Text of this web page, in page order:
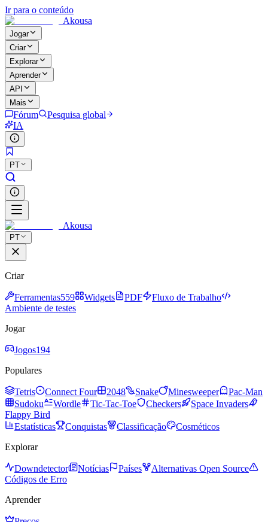
Ir para o conteúdo
Akousa
Jogar
Criar
Explorar
Aprender
API
Mais
Fórum
Pesquisa global
IA
PT
Akousa
PT
Criar
Ferramentas559 Widgets PDF
Fluxo de Trabalho
Ambiente de testes
Jogar
Jogos194
Populares
Tetris Connect Four 2048 Snake Minesweeper
Pac-Man
Sudoku
Wordle Tic-Tac-Toe Checkers
Space Invaders
Flappy Bird
Estatísticas
Conquistas Classificação
Cosméticos
Explorar
Downdetector Notícias Países
Alternativas Open Source
Códigos de Erro
Aprender